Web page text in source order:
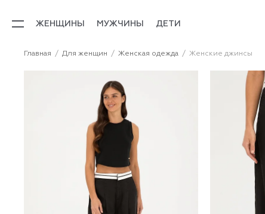
ЖЕНЩИНЫ МУЖЧИНЫ ДЕТИ
Главная Для женщин Женская одежда Женские джинсы